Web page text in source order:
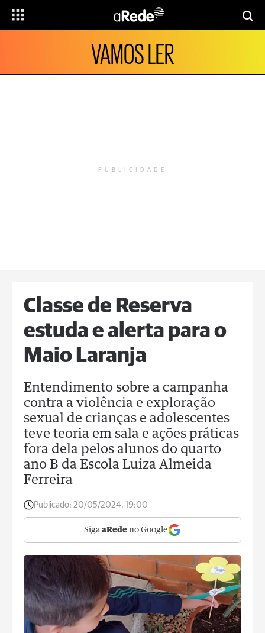
VAMOS LER
PUBLICIDADE
Classe de Reserva
estuda e alerta para o
Maio Laranja
Entendimento sobre a campanha
contra a violência e exploração
sexual de crianças e adolescentes
teve teoria em sala e ações práticas
fora dela pelos alunos do quarto
ano B da Escola Luiza Almeida
Ferreira
Publicado: 20/05/2024, 19:00
Siga aRede no Google